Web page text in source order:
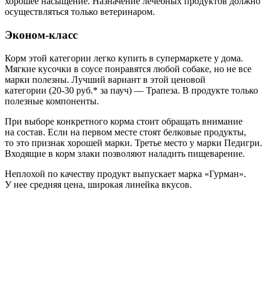
осуществляться только ветеринаром.
Эконом-класс
Корм этой категории легко купить в супермаркете у дома.
Мягкие кусочки в соусе понравятся любой собаке, но не все
марки полезны. Лучший вариант в этой ценовой
категории (20-30 руб.* за пауч) — Трапеза. В продукте только
полезные компоненты.
При выборе конкретного корма стоит обращать внимание
на состав. Если на первом месте стоят белковые продукты,
то это признак хорошей марки. Третье место у марки Педигри.
Входящие в корм злаки позволяют наладить пищеварение.
Неплохой по качеству продукт выпускает марка «Гурман».
У нее средняя цена, широкая линейка вкусов.